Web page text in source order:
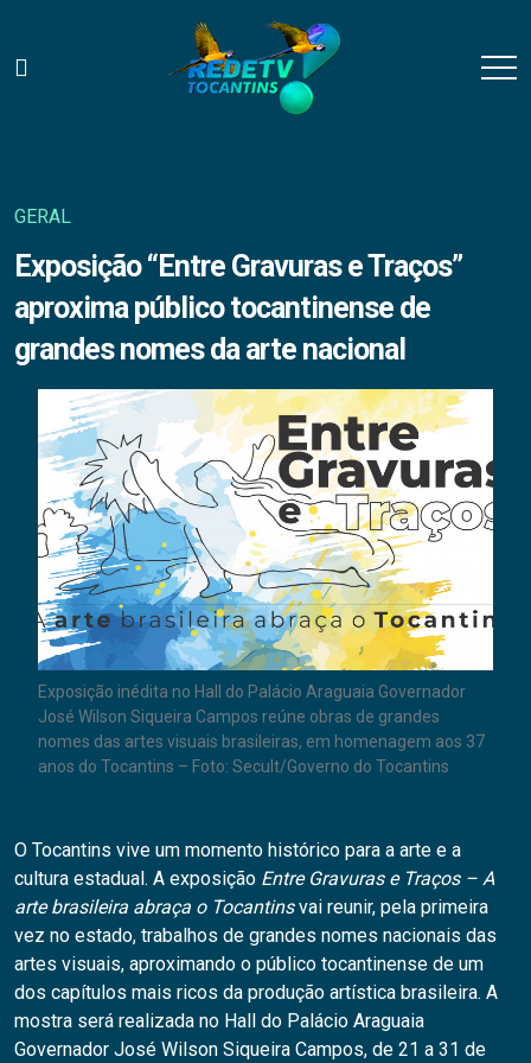
GERAL
Exposição “Entre Gravuras e Traços”
aproxima público tocantinense de
grandes nomes da arte nacional
Exposição inédita no Hall do Palácio Araguaia Governador
José Wilson Siqueira Campos reúne obras de grandes
nomes das artes visuais brasileiras, em homenagem aos 37
anos do Tocantins – Foto: Secult/Governo do Tocantins
O Tocantins vive um momento histórico para a arte e a
cultura estadual. A exposição Entre Gravuras e Traços – A
arte brasileira abraça o Tocantinsvai reunir, pela primeira
vez no estado, trabalhos de grandes nomes nacionais das
artes visuais, aproximando o público tocantinense de um
dos capítulos mais ricos da produção artística brasileira. A
mostra será realizada no Hall do Palácio Araguaia
Governador José Wilson Siqueira Campos, de 21 a 31 de